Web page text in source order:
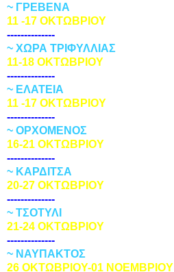
~ ΓΡΕΒΕΝΑ
11 -17 ΟΚΤΩΒΡΙΟΥ
--------------
~ ΧΩΡΑ ΤΡΙΦΥΛΛΙΑΣ
11-18 ΟΚΤΩΒΡΙΟΥ
--------------
~ ΕΛΑΤΕΙΑ
11 -17 ΟΚΤΩΒΡΙΟΥ
--------------
~ ΟΡΧΟΜΕΝΟΣ
16-21 ΟΚΤΩΒΡΙΟΥ
--------------
~ ΚΑΡΔΙΤΣΑ
20-27 ΟΚΤΩΒΡΙΟΥ
--------------
~ ΤΣΟΤΥΛΙ
21-24 ΟΚΤΩΒΡΙΟΥ
--------------
~ ΝΑΥΠΑΚΤΟΣ
26 ΟΚΤΩΒΡΙΟΥ-01 ΝΟΕΜΒΡΙΟΥ